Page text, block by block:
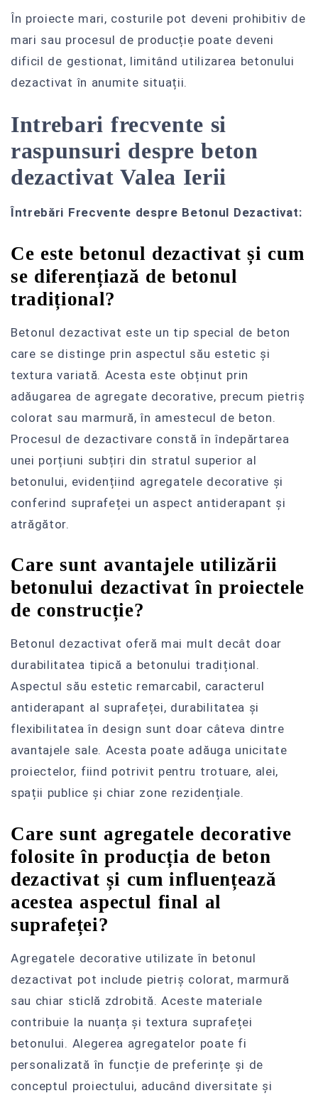
În proiecte mari, costurile pot deveni prohibitiv de
mari sau procesul de producție poate deveni
dificil de gestionat, limitând utilizarea betonului
dezactivat în anumite situații.
Intrebari frecvente si
raspunsuri despre beton
dezactivat Valea Ierii
Întrebări Frecvente despre Betonul Dezactivat:
Ce este betonul dezactivat și cum
se diferențiază de betonul
tradițional?
Betonul dezactivat este un tip special de beton
care se distinge prin aspectul său estetic și
textura variată. Acesta este obținut prin
adăugarea de agregate decorative, precum pietriș
colorat sau marmură, în amestecul de beton.
Procesul de dezactivare constă în îndepărtarea
unei porțiuni subțiri din stratul superior al
betonului, evidențiind agregatele decorative și
conferind suprafeței un aspect antiderapant și
atrăgător.
Care sunt avantajele utilizării
betonului dezactivat în proiectele
de construcție?
Betonul dezactivat oferă mai mult decât doar
durabilitatea tipică a betonului tradițional.
Aspectul său estetic remarcabil, caracterul
antiderapant al suprafeței, durabilitatea și
flexibilitatea în design sunt doar câteva dintre
avantajele sale. Acesta poate adăuga unicitate
proiectelor, fiind potrivit pentru trotuare, alei,
spații publice și chiar zone rezidențiale.
Care sunt agregatele decorative
folosite în producția de beton
dezactivat și cum influențează
acestea aspectul final al
suprafeței?
Agregatele decorative utilizate în betonul
dezactivat pot include pietriș colorat, marmură
sau chiar sticlă zdrobită. Aceste materiale
contribuie la nuanța și textura suprafeței
betonului. Alegerea agregatelor poate fi
personalizată în funcție de preferințe și de
conceptul proiectului, aducând diversitate și